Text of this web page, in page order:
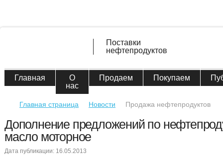
Поставки
нефтепродуктов
Главная
О
нас
Продаем Покупаем
Главная страница Новости Продажа нефтепродуктов
Дополнение предложений по
масло моторное
Дата публикации: 16.05.2013